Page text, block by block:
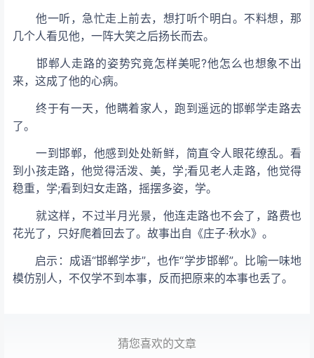
他一听，急忙走上前去，想打听个明白。不料想，那
几个人看见他，一阵大笑之后扬长而去。
邯郸人走路的姿势究竟怎样美呢?他怎么也想象不出
来，这成了他的心病。
终于有一天，他瞒着家人，跑到遥远的邯郸学走路去
了。
一到邯郸，他感到处处新鲜，简直令人眼花缭乱。看
到小孩走路，他觉得活泼、美，学;看见老人走路，他觉得
稳重，学;看到妇女走路，摇摆多姿，学。
就这样，不过半月光景，他连走路也不会了，路费也
花光了，只好爬着回去了。故事出自《庄子·秋水》。
启示：成语“邯郸学步”，也作“学步邯郸”。比喻一味地
模仿别人，不仅学不到本事，反而把原来的本事也丢了。
猜您喜欢的文章